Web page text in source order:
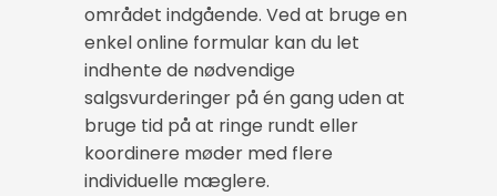
området indgående. Ved at bruge en
enkel online formular kan du let
indhente de nødvendige
salgsvurderinger på én gang uden at
bruge tid på at ringe rundt eller
koordinere møder med flere
individuelle mæglere.